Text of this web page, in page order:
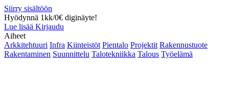
Siirry sisältöön
Hyödynnä 1kk/0€ diginäyte!
Lue lisää Kirjaudu
Aiheet
Arkkitehtuuri Infra Kiinteistöt Pientalo Projektit Rakennustuote
Rakentaminen Suunnittelu Talotekniikka Talous Työelämä